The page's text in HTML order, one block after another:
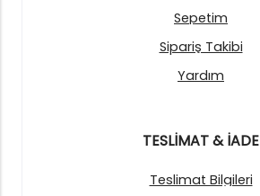
Sepetim
Sipariş Takibi
Yardım
TESLİMAT & İADE
Teslimat Bilgileri